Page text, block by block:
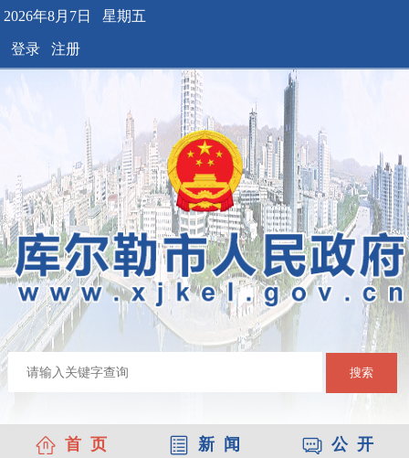
2026年8月7日 星期五
登录 注册
搜索
首 页 新 闻 公 开